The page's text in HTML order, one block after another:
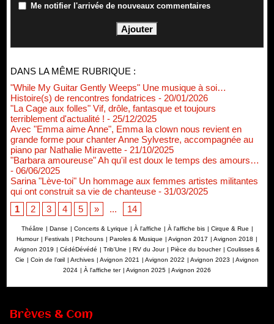
Me notifier l'arrivée de nouveaux commentaires
DANS LA MÊME RUBRIQUE :
"While My Guitar Gently Weeps" Une musique à soi…
Histoire(s) de rencontres fondatrices - 20/01/2026
"La Cage aux folles" Vif, drôle, fantasque et toujours
terriblement d'actualité ! - 25/12/2025
Avec "Emma aime Anne", Emma la clown nous revient en
grande forme pour chanter Anne Sylvestre, accompagnée au
piano par Nathalie Miravette - 21/10/2025
"Barbara amoureuse" Ah qu'il est doux le temps des amours…
- 06/06/2025
Sarina "Lève-toi" Un hommage aux femmes artistes militantes
qui ont construit sa vie de chanteuse - 31/03/2025
1
2 3 4 5 » ... 14
Théâtre | Danse | Concerts & Lyrique | À l'affiche | À l'affiche bis | Cirque & Rue |
Humour | Festivals | Pitchouns | Paroles & Musique | Avignon 2017 | Avignon 2018 |
Avignon 2019 | CédéDévédé | Trib'Une | RV du Jour | Pièce du boucher | Coulisses &
Cie | Coin de l’œil | Archives | Avignon 2021 | Avignon 2022 | Avignon 2023 | Avignon
2024 | À l'affiche ter | Avignon 2025 | Avignon 2026
Brèves & Com
Renouvellement de Rachid Ouramdane à la tête de Chaillot-